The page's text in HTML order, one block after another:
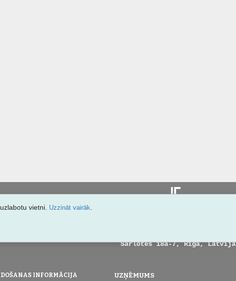
Šarlotes 18a-7, Rīga, Latvija
INFORMĀCIJA UZŅĒMUMS
vietni. Uzzināt vairāk.